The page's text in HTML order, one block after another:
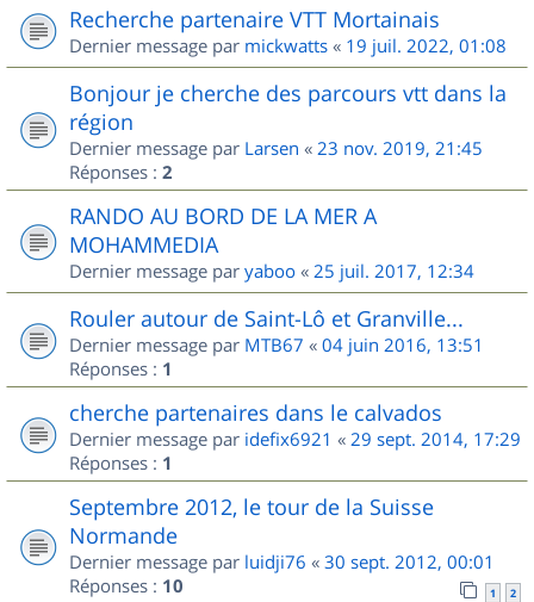
Recherche partenaire VTT Mortainais
Dernier message par mickwatts « 19 juil. 2022, 01:08
Bonjour je cherche des parcours vtt dans la
région
Dernier message par Larsen « 23 nov. 2019, 21:45
Réponses : 2
RANDO AU BORD DE LA MER A
MOHAMMEDIA
Dernier message par yaboo « 25 juil. 2017, 12:34
Rouler autour de Saint-Lô et Granville...
Dernier message par MTB67 « 04 juin 2016, 13:51
Réponses : 1
cherche partenaires dans le calvados
Dernier message par idefix6921 « 29 sept. 2014, 17:29
Réponses : 1
Septembre 2012, le tour de la Suisse
Normande
Dernier message par luidji76 « 30 sept. 2012, 00:01
Réponses : 10 1 2